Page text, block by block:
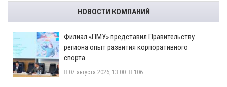
НОВОСТИ КОМПАНИЙ
​Филиал «ПМУ» представил Правительству
региона опыт развития корпоративного
спорта
07 августа 2026, 13:00 106